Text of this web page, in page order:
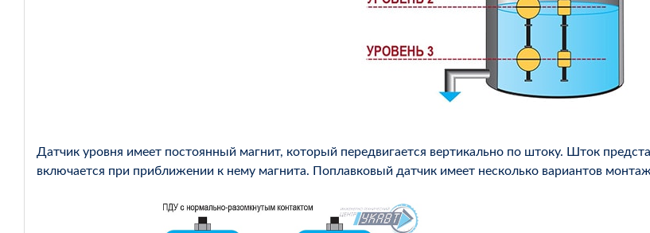
Датчик уровня имеет постоянный магнит, который передвигается вертикально по штоку. Шток
включается при приближении к нему магнита. Поплавковый датчик имеет несколько вариантов